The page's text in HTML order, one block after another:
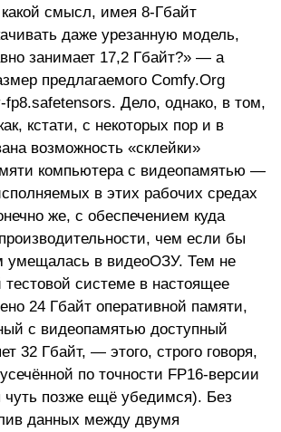
смысл, имея 8-Гбайт
даже урезанную модель,
занимает 17,2 Гбайт?» — а
предлагаемого Comfy.Org
Дело, однако, в том,
кстати, с некоторых пор и в
возможность «склейки»
компьютера с видеопамятью —
в этих рабочих средах
же, с обеспечением куда
чем если бы
умещалась в видеоОЗУ. Тем не
системе в настоящее
24 Гбайт оперативной памяти,
с видеопамятью доступный
32 Гбайт, — этого, строго говоря,
по точности FP16-версии
позже ещё убедимся). Без
данных между двумя